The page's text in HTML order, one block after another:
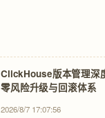
ClickHouse版本管理深
零风险升级与回滚体系
2026/8/7 17:07:56